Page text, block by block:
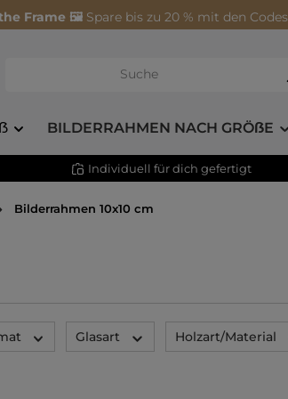
Frame 🖼️ Spare bis zu 20 % mit den Codes
BILDERRAHMEN NACH GRÖẞE
Individuell für dich gefertigt
Bilderrahmen 10x10 cm
Glasart Holzart/Material